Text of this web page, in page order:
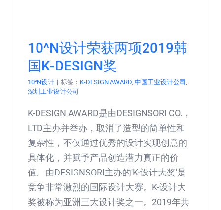
10^N设计荣获两项2019韩
国K-DESIGN奖
10^N设计 | 标签： K-DESIGN AWARD, 中国工业设计公司 ,
深圳工业设计公司
K-DESIGN AWARD是由DESIGNSORI CO.，
LTD主办并举办，取消了造型的简单性和
复杂性，不仅通过优秀的设计实现创意的
具体化，并赋予产品创造潜力真正的价
值。由DESIGNSORI主办的'K-设计大奖'是
竞争非常激烈的国际设计大赛。K-设计大
奖被称为亚洲三大设计奖之一。2019年共